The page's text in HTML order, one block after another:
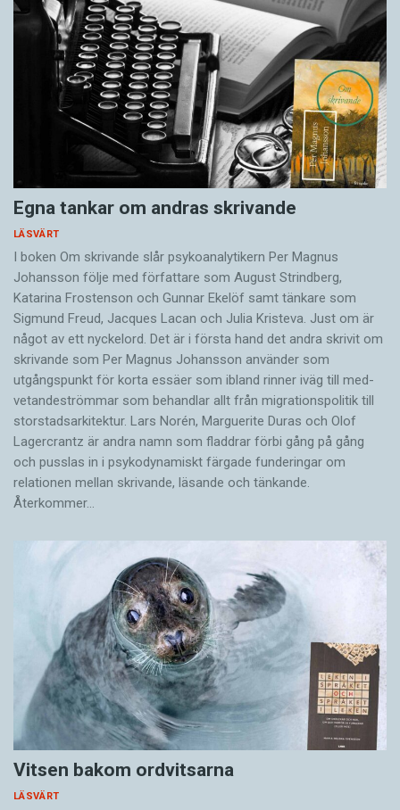
Egna tankar om andras skrivande
LÄSVÄRT
I boken Om skrivande slår psykoanalytikern Per Magnus
Johansson följe med författare som August Strindberg,
Katarina Frostenson och Gunnar Ekelöf samt tänkare som
Sigmund Freud, Jacques Lacan och Julia Kristeva. Just om är
något av ett nyckelord. Det är i första hand det andra skrivit om
skrivande som Per Magnus Johansson använder som
utgångspunkt för korta essäer som ibland rinner iväg till med­
vetandeströmmar som behandlar allt från migrationspolitik till
storstadsarkitektur. Lars Norén, Marguerite Duras och Olof
Lagercrantz är andra namn som fladdrar förbi gång på gång
och pusslas in i psykodynamiskt färgade funderingar om
relationen mellan skrivande, läsande och tänkande.
Återkommer…
Vitsen bakom ordvitsarna
LÄSVÄRT